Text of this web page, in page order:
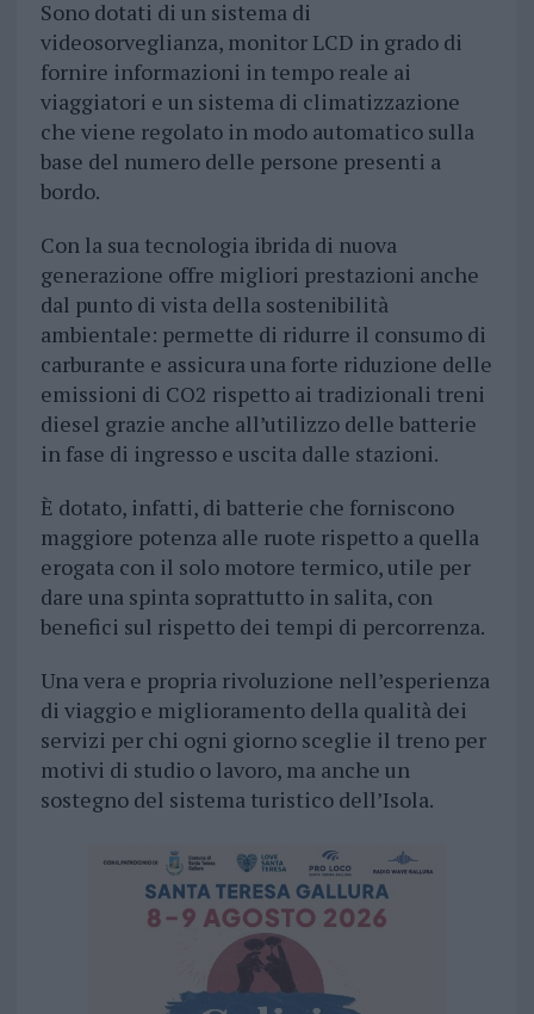
Sono dotati di un sistema di
videosorveglianza, monitor LCD in grado di
fornire informazioni in tempo reale ai
viaggiatori e un sistema di climatizzazione
che viene regolato in modo automatico sulla
base del numero delle persone presenti a
bordo.
Con la sua tecnologia ibrida di nuova
generazione offre migliori prestazioni anche
dal punto di vista della sostenibilità
ambientale: permette di ridurre il consumo di
carburante e assicura una forte riduzione delle
emissioni di CO2 rispetto ai tradizionali treni
diesel grazie anche all’utilizzo delle batterie
in fase di ingresso e uscita dalle stazioni.
È dotato, infatti, di batterie che forniscono
maggiore potenza alle ruote rispetto a quella
erogata con il solo motore termico, utile per
dare una spinta soprattutto in salita, con
benefici sul rispetto dei tempi di percorrenza.
Una vera e propria rivoluzione nell’esperienza
di viaggio e miglioramento della qualità dei
servizi per chi ogni giorno sceglie il treno per
motivi di studio o lavoro, ma anche un
sostegno del sistema turistico dell’Isola.